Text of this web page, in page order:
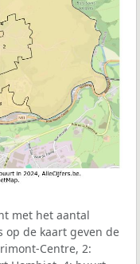
met het aantal
op de kaart geven de
Centre, 2: